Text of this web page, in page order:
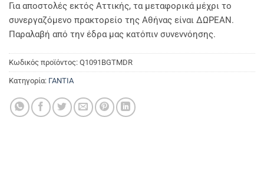
Για αποστολές εκτός Αττικής, τα μεταφορικά μέχρι το
συνεργαζόμενο πρακτορείο της Αθήνας είναι ΔΩΡΕΑΝ.
Παραλαβή από την έδρα μας κατόπιν συνεννόησης.
Κωδικός προϊόντος: Q1091BGTMDR
Κατηγορία: ΓΑΝΤΙΑ